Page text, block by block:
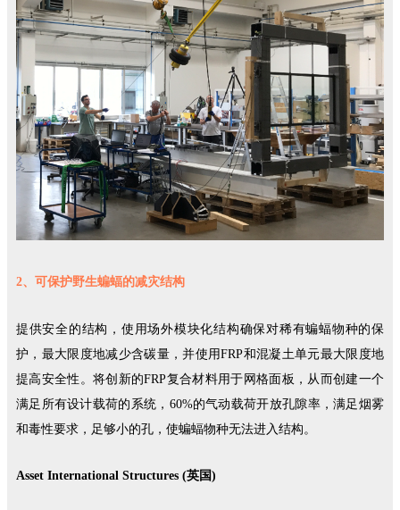
2、可保护野生蝙蝠的减灾结构
提供安全的结构，使用场外模块化结构确保对稀有蝙蝠物种的保
护，最大限度地减少含碳量，并使用FRP和混凝土单元最大限度地
提高安全性。将创新的FRP复合材料用于网格面板，从而创建一个
满足所有设计载荷的系统，60%的气动载荷开放孔隙率，满足烟雾
和毒性要求，足够小的孔，使蝙蝠物种无法进入结构。
Asset International Structures (英国)